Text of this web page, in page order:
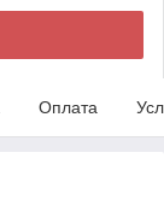
Оплата